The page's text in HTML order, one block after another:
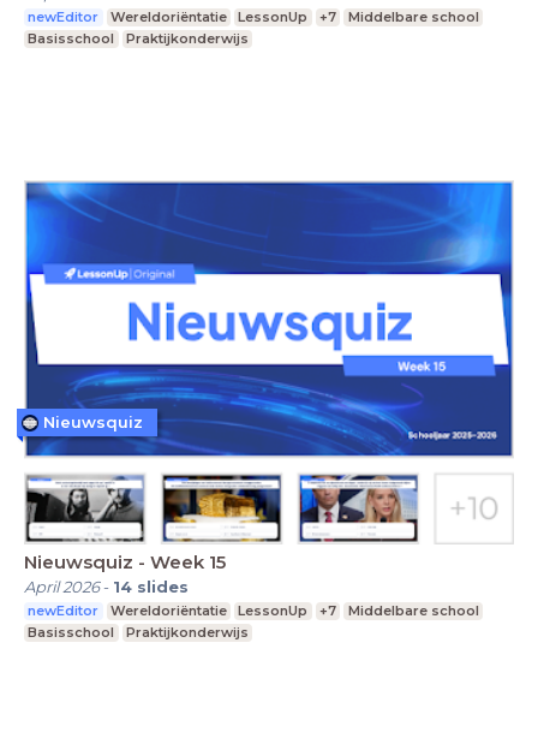
newEditor Wereldoriëntatie LessonUp +7
Middelbare school
Basisschool
Praktijkonderwijs
Nieuwsquiz - Week 15
April 2026- 14 slides
newEditor Wereldoriëntatie LessonUp +7
Middelbare school
Basisschool
Praktijkonderwijs
Nieuwsquiz